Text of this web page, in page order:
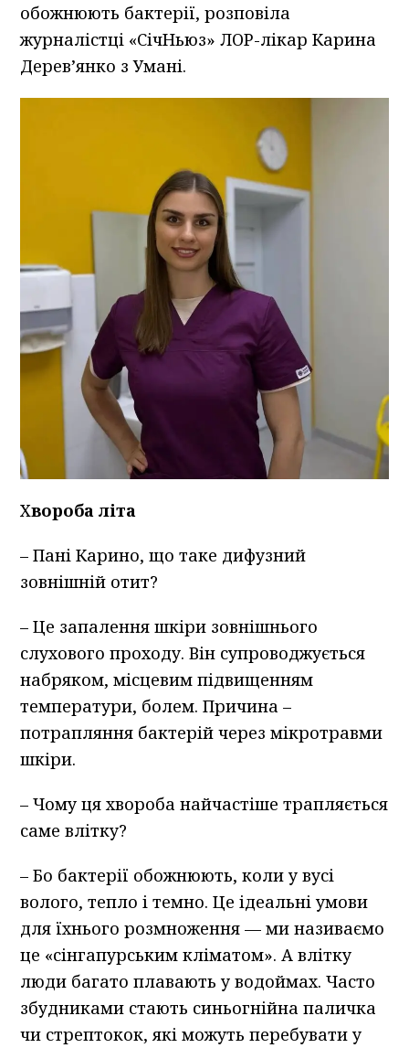
обожнюють бактерії, розповіла
журналістці «СічНьюз» ЛОР-лікар Карина
Дерев’янко з Умані.
Хвороба літа
– Пані Карино, що таке дифузний
зовнішній отит?
– Це запалення шкіри зовнішнього
слухового проходу. Він супроводжується
набряком, місцевим підвищенням
температури, болем. Причина –
потрапляння бактерій через мікротравми
шкіри.
– Чому ця хвороба найчастіше трапляється
саме влітку?
– Бо бактерії обожнюють, коли у вусі
волого, тепло і темно. Це ідеальні умови
для їхнього розмноження — ми називаємо
це «сінгапурським кліматом». А влітку
люди багато плавають у водоймах. Часто
збудниками стають синьогнійна паличка
чи стрептокок, які можуть перебувати у